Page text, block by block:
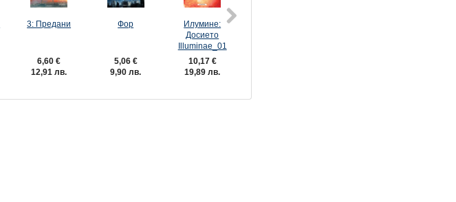
3: Предани
6,60 €
12,91 лв.
Фор
5,06 €
9,90 лв.
Илумине:
Досието
Illuminae_01
10,17 €
19,89 лв.